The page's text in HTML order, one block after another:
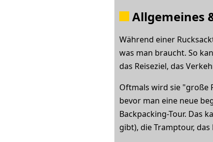
Allgemeines
Während einer
was man braucht. So
das Reiseziel, das
Oftmals wird sie "große
bevor man eine neue
Backpacking-Tour. Das
gibt), die Tramptour,